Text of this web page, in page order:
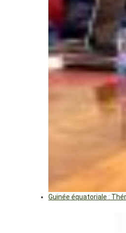
Guinée équatoriale :